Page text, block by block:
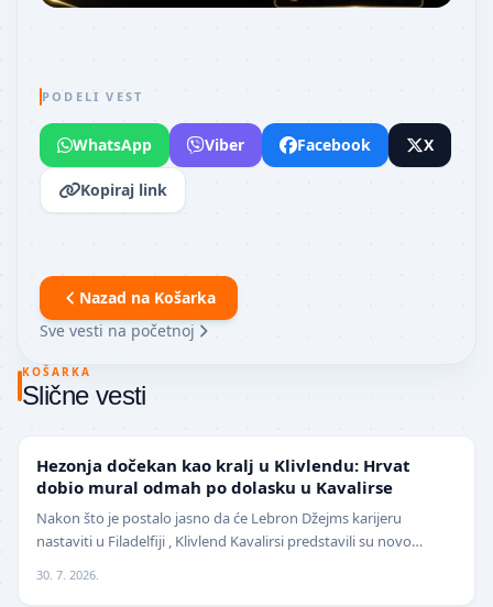
PODELI VEST
WhatsApp Viber Facebook X
Kopiraj link
Nazad na Košarka
Sve vesti na početnoj
KOŠARKA
Slične vesti
Hezonja dočekan kao kralj u Klivlendu: Hrvat
dobio mural odmah po dolasku u Kavalirse
Nakon što je postalo jasno da će Lebron Džejms karijeru
nastaviti u Filadelfiji , Klivlend Kavalirsi predstavili su novo
30. 7. 2026.